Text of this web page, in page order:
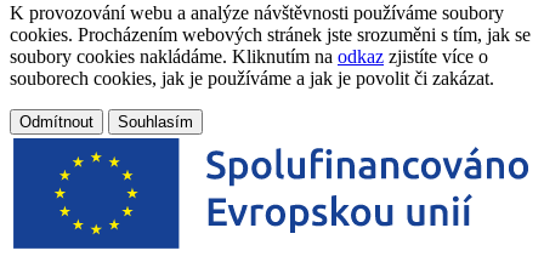
K provozování webu a analýze návštěvnosti používáme soubory
cookies. Procházením webových stránek jste srozuměni s tím, jak se
soubory cookies nakládáme. Kliknutím na odkaz zjistíte více o
souborech cookies, jak je používáme a jak je povolit či zakázat.
Odmítnout Souhlasím